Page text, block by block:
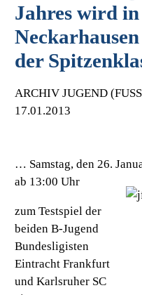
Jahres wird
der
ARCHIV JUGEND
7.01.2013
… Samstag, den 26.
ab 13:00 Uhr
zum Testspiel der
beiden B-Jugend
Bundesligisten
Eintracht Frankfurt
und Karlsruher SC